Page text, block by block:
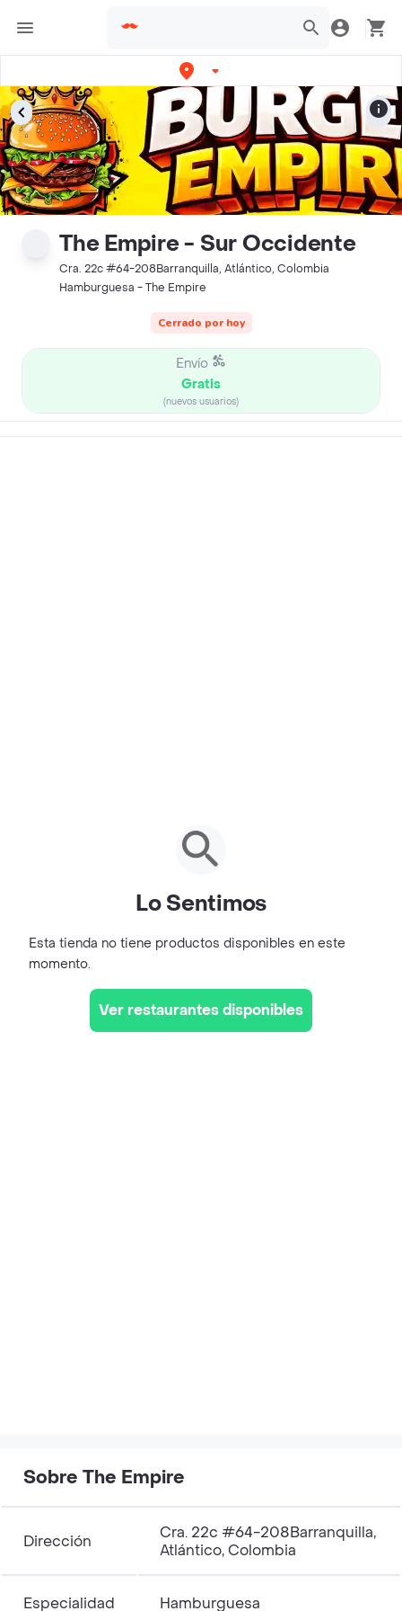
The Empire - Sur Occidente
Cra. 22c #64-208Barranquilla, Atlántico, Colombia
Hamburguesa - The Empire
Cerrado por hoy
Envío
Gratis
(nuevos usuarios)
Lo Sentimos
Esta tienda no tiene productos disponibles en este
momento.
Ver restaurantes disponibles
Sobre The Empire
Dirección
Cra. 22c #64-208Barranquilla,
Atlántico, Colombia
Especialidad Hamburguesa